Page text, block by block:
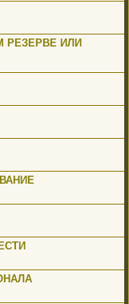
РЕЗЕРВЕ ИЛИ